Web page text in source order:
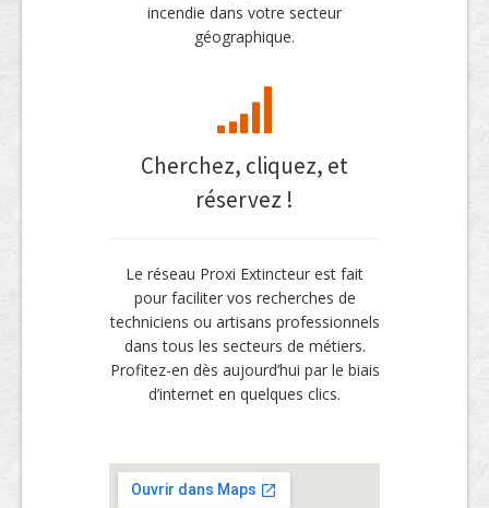
incendie dans votre secteur
géographique.
Cherchez, cliquez, et
réservez !
Le réseau Proxi Extincteur est fait
pour faciliter vos recherches de
techniciens ou artisans professionnels
dans tous les secteurs de métiers.
Profitez-en dès aujourd’hui par le biais
d’internet en quelques clics.